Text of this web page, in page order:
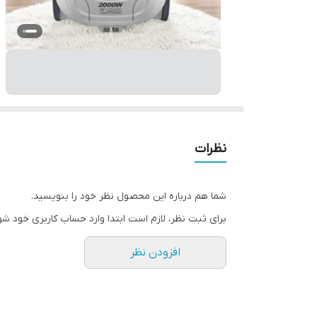
نظرات
شما هم درباره این محصول نظر خود را بنویسید.
برای ثبت نظر، لازم است ابتدا وارد حساب کاربری خود
افزودن نظر